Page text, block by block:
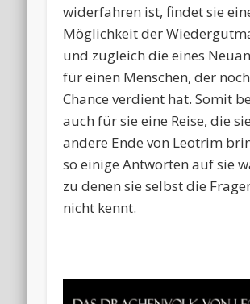
widerfahren ist, findet sie
Möglichkeit der
und zugleich die eines
für einen Menschen, der
Chance verdient hat. Somit
auch für sie eine Reise, die
andere Ende von Leotrim
so einige Antworten auf sie
zu denen sie selbst die
nicht kennt.